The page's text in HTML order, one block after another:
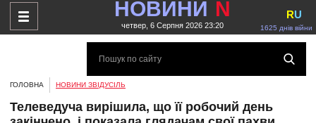
НОВИНИ N
четвер, 6 Серпня 2026 23:20 1625 днів війни
RU
ГОЛОВНА НОВИНИ ЗВІДУСІЛЬ
Телеведуча вирішила, що її робочий день